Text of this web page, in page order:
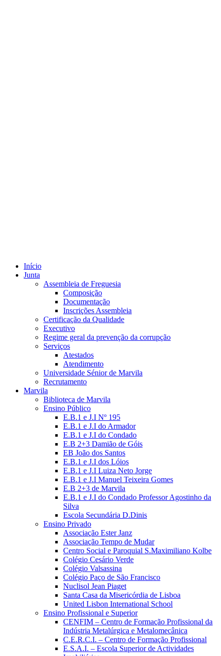
Início
Junta
Assembleia de Freguesia
Composição
Documentação
Inscrições Assembleia
Certificação da Qualidade
Executivo
Regime geral da prevenção da corrupção
Serviços
Atestados
Atendimento
Universidade Sénior de Marvila
Recrutamento
Marvila
Biblioteca de Marvila
Ensino Público
E.B.1 e J.I Nº 195
E.B.1 e J.I do Armador
E.B.1 e J.I do Condado
E.B 2+3 Damião de Góis
EB João dos Santos
E.B.1 e J.I dos Lóios
E.B.1 e J.I Luiza Neto Jorge
E.B.1 e J.I Manuel Teixeira Gomes
E.B 2+3 de Marvila
E.B.1 e J.I do Condado Professor Agostinho da
Silva
Escola Secundária D.Dinis
Ensino Privado
Associação Ester Janz
Associação Tempo de Mudar
Centro Social e Paroquial S.Maximiliano Kolbe
Colégio Cesário Verde
Colégio Valsassina
Colégio Paço de São Francisco
Nuclisol Jean Piaget
Santa Casa da Misericórdia de Lisboa
United Lisbon International School
Ensino Profissional e Superior
CENFIM – Centro de Formação Profissional da
Indústria Metalúrgica e Metalomecânica
C.E.R.C.I. – Centro de Formação Profissional
E.S.A.I. – Escola Superior de Actividades